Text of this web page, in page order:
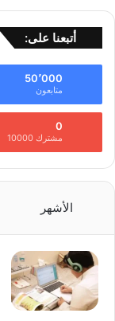
أتبعنا على:
50٬000
متابعون
0
مشترك 10000
الأشهر